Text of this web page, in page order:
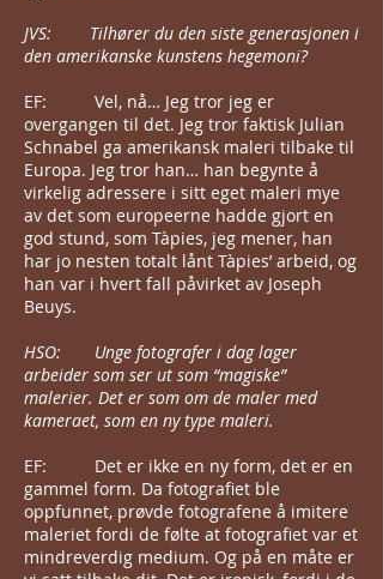
JVS: Tilhører du den siste generasjonen i
den amerikanske kunstens hegemoni?
EF: Vel, nå… Jeg tror jeg er
overgangen til det. Jeg tror faktisk Julian
Schnabel ga amerikansk maleri tilbake til
Europa. Jeg tror han… han begynte å
virkelig adressere i sitt eget maleri mye
av det som europeerne hadde gjort en
god stund, som Tàpies, jeg mener, han
har jo nesten totalt lånt Tàpies’ arbeid, og
han var i hvert fall påvirket av Joseph
Beuys.
HSO: Unge fotografer i dag lager
arbeider som ser ut som “magiske”
malerier. Det er som om de maler med
kameraet, som en ny type maleri.
EF: Det er ikke en ny form, det er en
gammel form. Da fotografiet ble
oppfunnet, prøvde fotografene å imitere
maleriet fordi de følte at fotografiet var et
mindreverdig medium. Og på en måte er